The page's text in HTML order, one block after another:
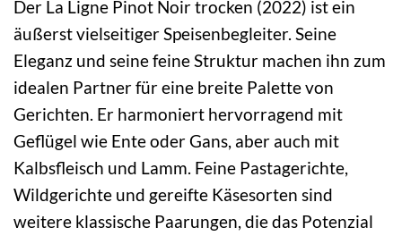
Der La Ligne Pinot Noir trocken (2022) ist ein
äußerst vielseitiger Speisenbegleiter. Seine
Eleganz und seine feine Struktur machen ihn zum
idealen Partner für eine breite Palette von
Gerichten. Er harmoniert hervorragend mit
Geflügel wie Ente oder Gans, aber auch mit
Kalbsfleisch und Lamm. Feine Pastagerichte,
Wildgerichte und gereifte Käsesorten sind
weitere klassische Paarungen, die das Potenzial